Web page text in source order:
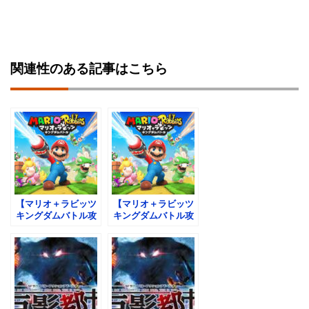
関連性のある記事はこちら
【マリオ＋ラビッツ
キングダムバトル攻
略チャート２
【マリオ＋ラビッツ
キングダムバトル攻
略チャート２